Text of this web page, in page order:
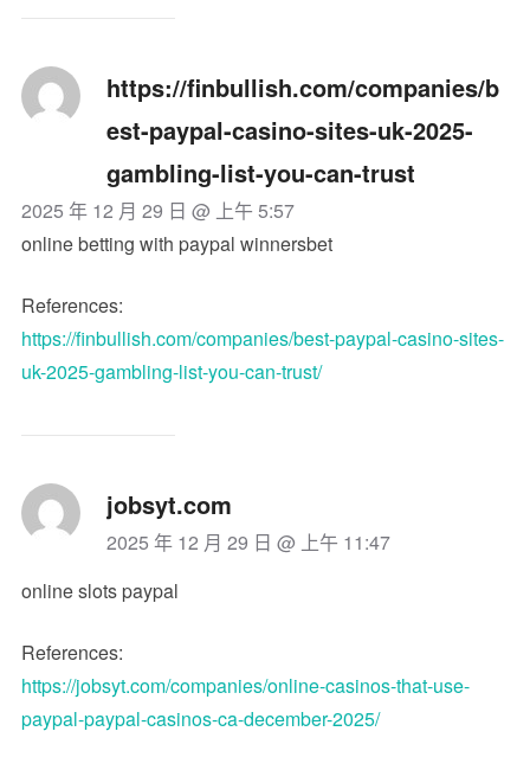
https://finbullish.com/companies/b
est-paypal-casino-sites-uk-2025-
gambling-list-you-can-trust
2025 年 12 月 29 日 @ 上午 5:57
online betting with paypal winnersbet
References:
https://finbullish.com/companies/best-paypal-casino-sites-
uk-2025-gambling-list-you-can-trust/
jobsyt.com
2025 年 12 月 29 日 @ 上午 11:47
online slots paypal
References:
https://jobsyt.com/companies/online-casinos-that-use-
paypal-paypal-casinos-ca-december-2025/